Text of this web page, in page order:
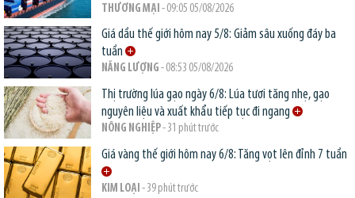
THƯƠNG MẠI - 09:05 05/08/2026
Giá dầu thế giới hôm nay 5/8: Giảm sâu xuống đáy ba
tuần
NĂNG LƯỢNG - 08:53 05/08/2026
Thị trường lúa gạo ngày 6/8: Lúa tươi tăng nhẹ, gạo
nguyên liệu và xuất khẩu tiếp tục đi ngang
NÔNG NGHIỆP- 31 phút trước
Giá vàng thế giới hôm nay 6/8: Tăng vọt lên đỉnh 7 tuần
KIM LOẠI - 39 phút trước